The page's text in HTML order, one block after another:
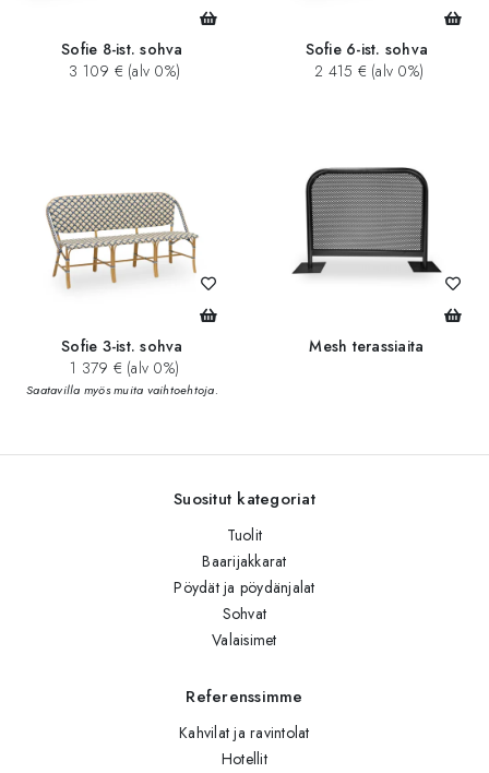
Sofie 8-ist. sohva
3 109 € (alv 0%)
Sofie 6-ist. sohva
2 415 € (alv 0%)
Sofie 3-ist. sohva
1 379 € (alv 0%)
Saatavilla myös muita vaihtoehtoja.
Mesh terassiaita
Suositut kategoriat
Tuolit
Baarijakkarat
Pöydät ja pöydänjalat
Sohvat
Valaisimet
Referenssimme
Kahvilat ja ravintolat
Hotellit